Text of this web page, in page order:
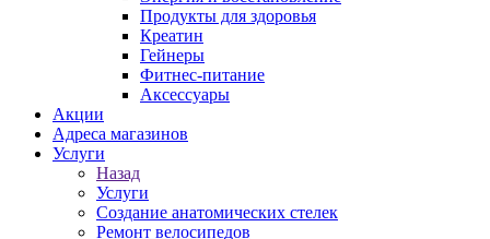
Продукты для здоровья
Креатин
Гейнеры
Фитнес-питание
Аксессуары
Акции
Адреса магазинов
Услуги
Назад
Услуги
Создание анатомических стелек
Ремонт велосипедов